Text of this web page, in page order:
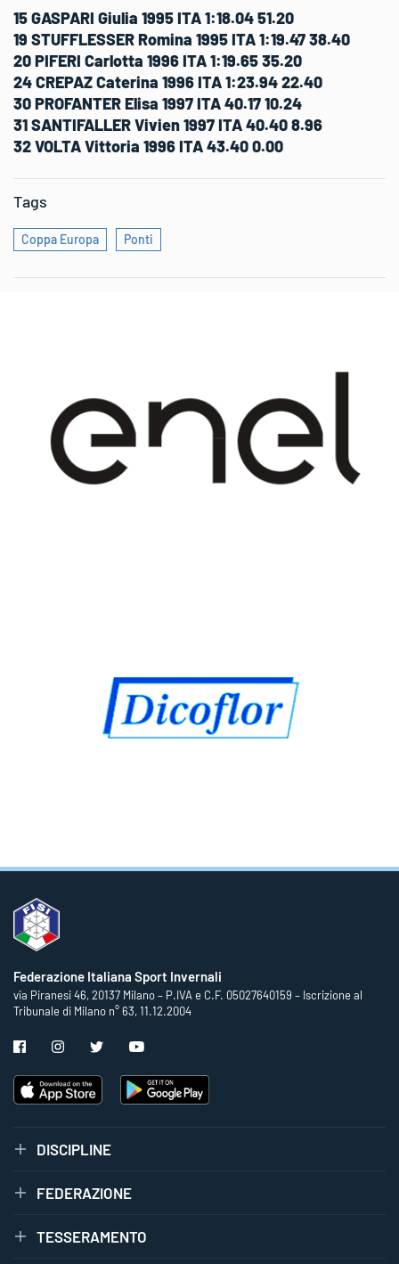
15 GASPARI Giulia 1995 ITA 1:18.04 51.20
19 STUFFLESSER Romina 1995 ITA 1:19.47 38.40
20 PIFERI Carlotta 1996 ITA 1:19.65 35.20
24 CREPAZ Caterina 1996 ITA 1:23.94 22.40
30 PROFANTER Elisa 1997 ITA 40.17 10.24
31 SANTIFALLER Vivien 1997 ITA 40.40 8.96
32 VOLTA Vittoria 1996 ITA 43.40 0.00
Tags
Coppa Europa Ponti
Federazione Italiana Sport Invernali
via Piranesi 46, 20137 Milano – P.IVA e C.F. 05027640159 – Iscrizione al
Tribunale di Milano n° 63, 11.12.2004
DISCIPLINE
FEDERAZIONE
TESSERAMENTO